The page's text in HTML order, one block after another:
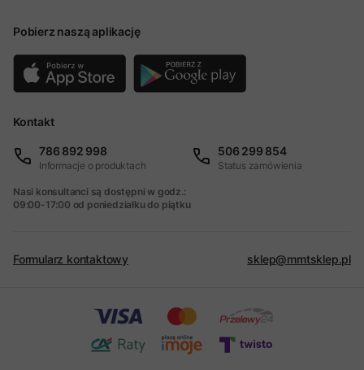
Pobierz naszą aplikację
Kontakt
786 892 998
Informacje o produktach
506 299 854
Status zamówienia
Nasi konsultanci są dostępni w godz.:
09:00-17:00 od poniedziałku do piątku
Formularz kontaktowy sklep@mmtsklep.pl